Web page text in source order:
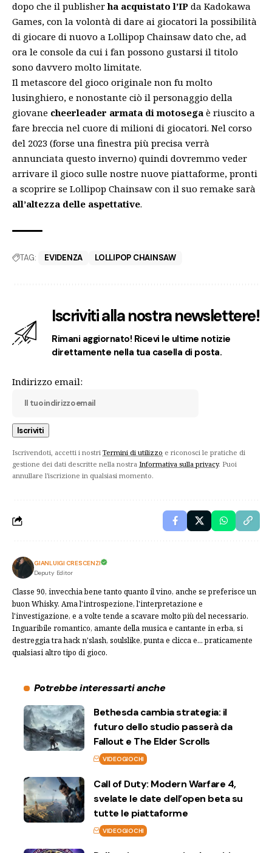
dopo che il publisherha acquistato l’IP da Kadokawa
Games, con la volontà di dare ai giocatori la possibilità
di giocare di nuovo a Lollipop Chainsaw dato che, ad
ora le console da cui i fan possono gustarsi il titolo
sono davvero molto limitate.
Il metascore del gioco originale non fu molto
lusinghiero, e nonostante ciò il personaggio della
giovane cheerleader armata di motosega è riuscito a
fare breccia nel cuore di milioni di giocatori. Nel corso
del 2023 (forse una finestra più precisa verrà
annunciata questo inverno) quindi dovremmo veder
arrivare il gioco sulle nostre nuove piattaforme, pronti
a scoprire se Lollipop Chainsaw con il suo remake sarà
all’altezza delle aspettative.
TAG: EVIDENZA LOLLIPOP CHAINSAW
Iscriviti alla nostra newslettere!
Rimani aggiornato! Ricevi le ultime notizie
direttamente nella tua casella di posta.
Indirizzo email:
Iscrivendoti, accetti i nostri Termini di utilizzo e riconosci le pratiche di
gestione dei dati descritte nella nostra Informativa sulla privacy. Puoi
annullare l'iscrizione in qualsiasi momento.
GIANLUIGI CRESCENZI
Deputy Editor
Classe 90, invecchia bene tanto quanto il vino, anche se preferisce un
buon Whisky. Ama l'introspezione, l'interpretazione e
l'investigazione, e a volte tende a scavare molto più del necessario.
Inguaribile romantico, amante della musica e cantante in erba, si
destreggia tra hack n'slash, soulslike, punta e clicca e... praticamente
qualsiasi altro tipo di gioco.
Potrebbe interessarti anche
Bethesda cambia strategia: il
futuro dello studio passerà da
Fallout e The Elder Scrolls
VIDEOGIOCHI
Call of Duty: Modern Warfare 4,
svelate le date dell’open beta su
tutte le piattaforme
VIDEOGIOCHI